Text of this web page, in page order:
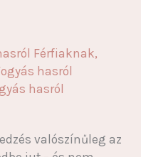
Férfiaknak,
hasról
hasról
valószínűleg az